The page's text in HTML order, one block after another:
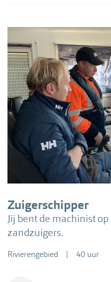
Zuigerschipper
Jij bent de machinist
zandzuigers.
Rivierengebied 40 uur